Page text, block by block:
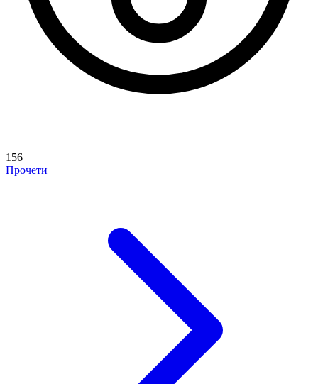
156
Прочети